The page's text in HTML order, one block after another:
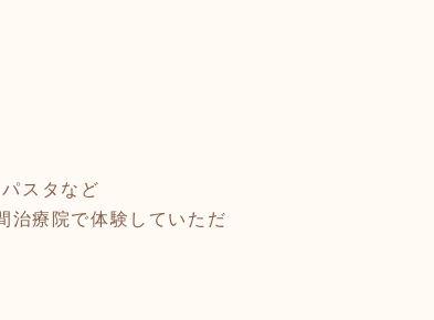
スタなど
治療院で体験していただ